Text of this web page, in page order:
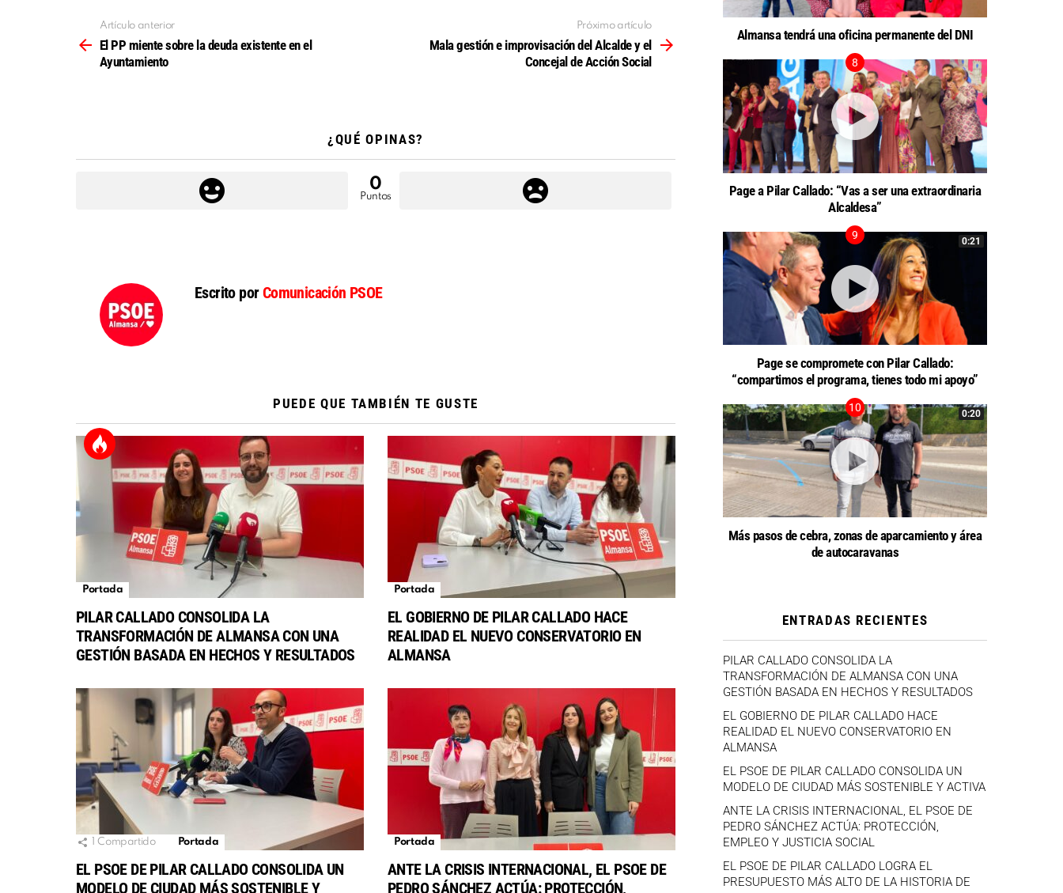
más
Artículo anterior
El PP miente sobre la deuda existente en el
Ayuntamiento
Próximo artículo
Mala gestión e improvisación del Alcalde y el
Concejal de Acción Social
¿QUÉ OPINAS?
0
Puntos
Escrito porComunicación PSOE
PUEDE QUE TAMBIÉN TE GUSTE
Portada
PILAR CALLADO CONSOLIDA LA
TRANSFORMACIÓN DE ALMANSA CON UNA
GESTIÓN BASADA EN HECHOS Y RESULTADOS
Portada
EL GOBIERNO DE PILAR CALLADO HACE
REALIDAD EL NUEVO CONSERVATORIO EN
ALMANSA
Compartido Portada
EL PSOE DE PILAR CALLADO CONSOLIDA UN
MODELO DE CIUDAD MÁS SOSTENIBLE Y
Portada
ANTE LA CRISIS INTERNACIONAL, EL PSOE DE
PEDRO SÁNCHEZ ACTÚA: PROTECCIÓN,
Almansa tendrá una oficina permanente del DNI
Page a Pilar Callado: “Vas a ser una extraordinaria
Alcaldesa”
0:21
Page se compromete con Pilar Callado:
“compartimos el programa, tienes todo mi apoyo”
0:20
Más pasos de cebra, zonas de aparcamiento y área
de autocaravanas
ENTRADAS RECIENTES
PILAR CALLADO CONSOLIDA LA
TRANSFORMACIÓN DE ALMANSA CON UNA
GESTIÓN BASADA EN HECHOS Y RESULTADOS
EL GOBIERNO DE PILAR CALLADO HACE
REALIDAD EL NUEVO CONSERVATORIO EN
ALMANSA
EL PSOE DE PILAR CALLADO CONSOLIDA UN
MODELO DE CIUDAD MÁS SOSTENIBLE Y ACTIVA
ANTE LA CRISIS INTERNACIONAL, EL PSOE DE
PEDRO SÁNCHEZ ACTÚA: PROTECCIÓN,
EMPLEO Y JUSTICIA SOCIAL
EL PSOE DE PILAR CALLADO LOGRA EL
PRESUPUESTO MÁS ALTO DE LA HISTORIA DE